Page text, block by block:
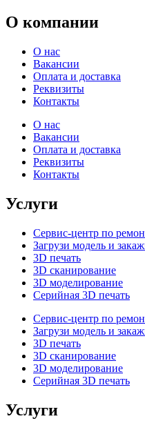
О компании
О нас
Вакансии
Оплата и доставка
Реквизиты
Контакты
О нас
Вакансии
Оплата и доставка
Реквизиты
Контакты
Услуги
Сервис-центр по
Загрузи модель и
3D печать
3D сканирование
3D моделирование
Серийная 3D печать
Сервис-центр по
Загрузи модель и
3D печать
3D сканирование
3D моделирование
Серийная 3D печать
Услуги